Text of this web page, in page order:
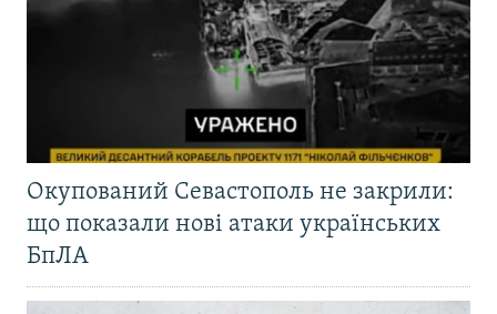
Окупований Севастополь не закрили:
що показали нові атаки українських
БпЛА